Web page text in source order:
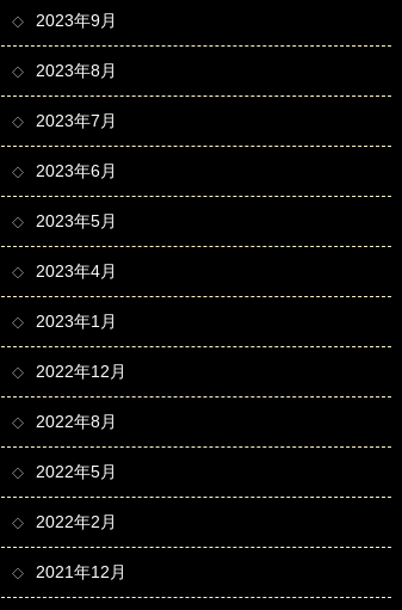
2023年9月
2023年8月
2023年7月
2023年6月
2023年5月
2023年4月
2023年1月
2022年12月
2022年8月
2022年5月
2022年2月
2021年12月